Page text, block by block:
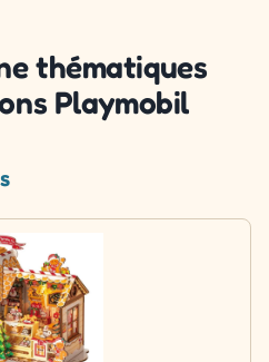
thématiques
Playmobil